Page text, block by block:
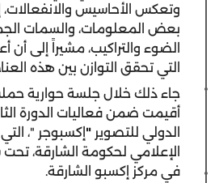
وتعكس الأحاسيس والانفعالات،
بعض المعلومات، والسمات
الضوء والتراكيب، مشيراً إلى
التي تحقق التوازن بين هذه
جاء ذلك خلال جلسة حوارية
أقيمت ضمن فعاليات الدورة
الدولي للتصوير " إكسبوجر "،
الإعلامي لحكومة الشارقة،
في مركز إكسبو الشارقة.